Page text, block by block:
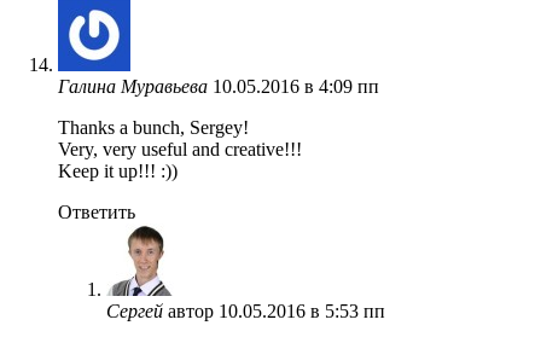
Галина Муравьева 10.05.2016 в 4:09 пп
Thanks a bunch, Sergey!
Very, very useful and creative!!!
Keep it up!!! :))
Ответить
Сергей автор 10.05.2016 в 5:53 пп